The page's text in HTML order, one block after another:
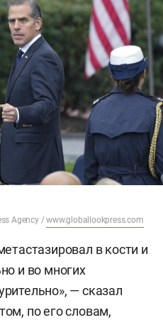
Agency /www.globallookpress.com
в кости и
и во многих
— сказал
по его словам,